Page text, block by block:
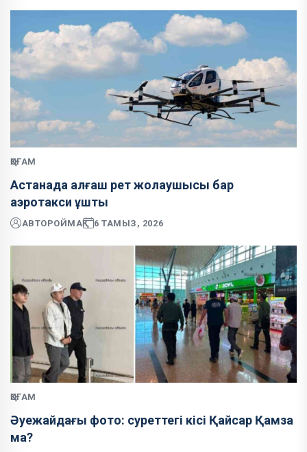
ҚОҒАМ
Астанада алғаш рет жолаушысы бар
аэротакси ұшты
АВТОРОЙМАҚ 6 ТАМЫЗ, 2026
ҚОҒАМ
Әуежайдағы фото: суреттегі кісі Қайсар Қамза
ма?